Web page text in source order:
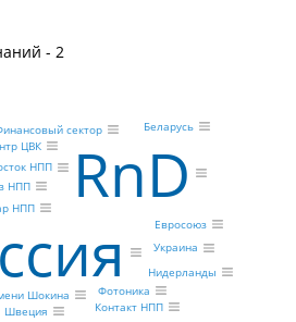
- 2
RnD
НПП
НПП
Шокина
Контакт НПП
НПП
ЦВК
Фотоника
Нидерланды
Украина
Евросоюз
Беларусь
Швеция
сектор